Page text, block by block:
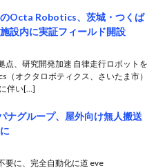
Octa Robotics、茨城・つくば
設内に実証フィールド開設
点、研究開発加速 自律走行ロボットを
（オクタロボティクス、さいたま市）
伴い[…]
ナグループ、屋外向け無人搬送
要に、完全自動化に道 eve